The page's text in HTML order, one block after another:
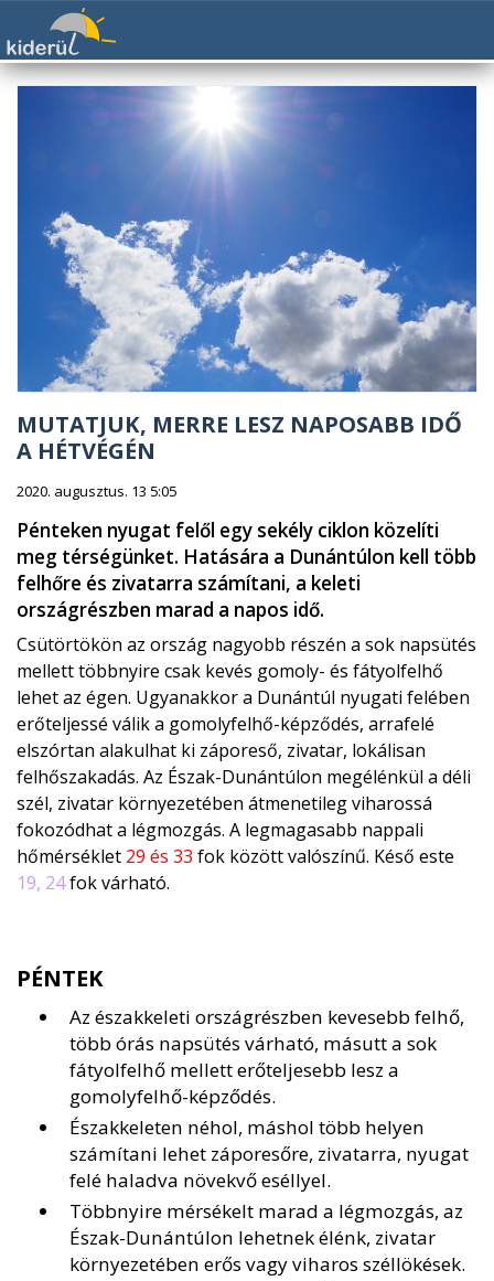
MUTATJUK, MERRE LESZ NAPOSABB IDŐ
A HÉTVÉGÉN
2020. augusztus. 13 5:05
Pénteken nyugat felől egy sekély ciklon közelíti
meg térségünket. Hatására a Dunántúlon kell több
felhőre és zivatarra számítani, a keleti
országrészben marad a napos idő.
Csütörtökön az ország nagyobb részén a sok napsütés
mellett többnyire csak kevés gomoly- és fátyolfelhő
lehet az égen. Ugyanakkor a Dunántúl nyugati felében
erőteljessé válik a gomolyfelhő-képződés, arrafelé
elszórtan alakulhat ki záporeső, zivatar, lokálisan
felhőszakadás. Az Észak-Dunántúlon megélénkül a déli
szél, zivatar környezetében átmenetileg viharossá
fokozódhat a légmozgás. A legmagasabb nappali
hőmérséklet 29 és 33 fok között valószínű. Késő este
19, 24fok várható.
PÉNTEK
Az északkeleti országrészben kevesebb felhő,
több órás napsütés várható, másutt a sok
fátyolfelhő mellett erőteljesebb lesz a
gomolyfelhő-képződés.
Északkeleten néhol, máshol több helyen
számítani lehet záporesőre, zivatarra, nyugat
felé haladva növekvő eséllyel.
Többnyire mérsékelt marad a légmozgás, az
Észak-Dunántúlon lehetnek élénk, zivatar
környezetében erős vagy viharos széllökések.